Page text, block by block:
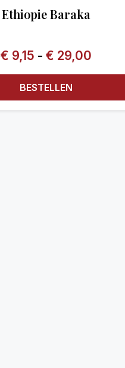
Ethiopie Baraka
€ 9,15 - € 29,00
BESTELLEN